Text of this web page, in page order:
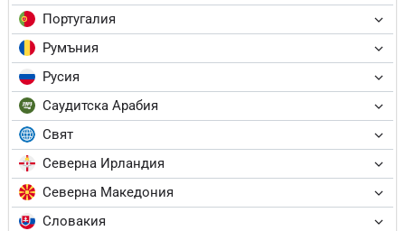
Португалия
Румъния
Русия
Саудитска Арабия
Свят
Северна Ирландия
Северна Македония
Словакия